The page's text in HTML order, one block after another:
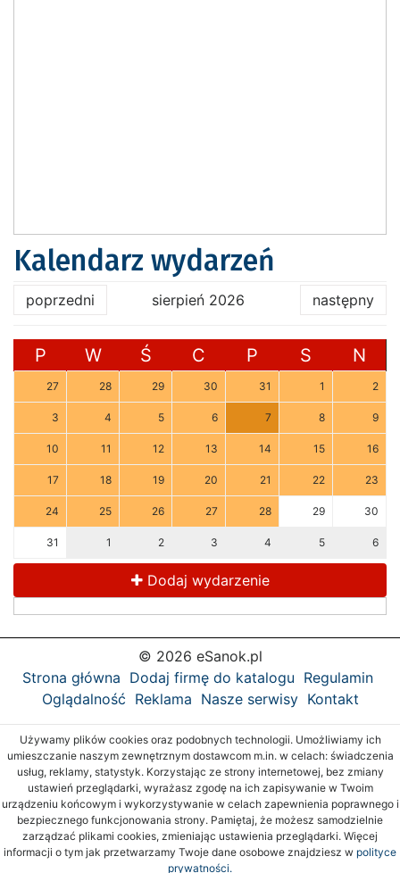
Kalendarz wydarzeń
poprzedni sierpień 2026 następny
P W Ś C P S N
27 28 29 30 31 1 2
3 4 5 6 7 8 9
10 11 12 13 14 15 16
17 18 19 20 21 22 23
24 25 26 27 28 29 30
31 1 2 3 4 5 6
Dodaj wydarzenie
© 2026 eSanok.pl
Strona główna Dodaj firmę do katalogu Regulamin
Oglądalność Reklama Nasze serwisy Kontakt
Używamy plików cookies oraz podobnych technologii. Umożliwiamy ich
umieszczanie naszym zewnętrznym dostawcom m.in. w celach: świadczenia
usług, reklamy, statystyk. Korzystając ze strony internetowej, bez zmiany
ustawień przeglądarki, wyrażasz zgodę na ich zapisywanie w Twoim
urządzeniu końcowym i wykorzystywanie w celach zapewnienia poprawnego i
bezpiecznego funkcjonowania strony. Pamiętaj, że możesz samodzielnie
zarządzać plikami cookies, zmieniając ustawienia przeglądarki. Więcej
informacji o tym jak przetwarzamy Twoje dane osobowe znajdziesz w polityce
prywatności.